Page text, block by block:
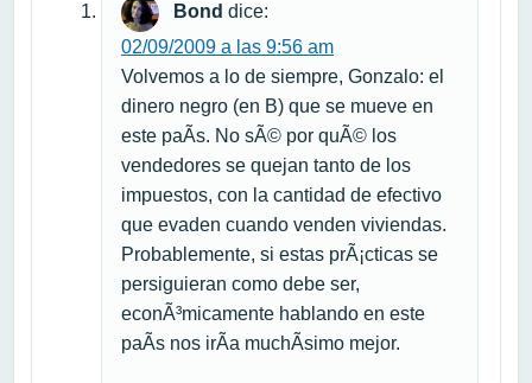
Bond dice:
02/09/2009 a las 9:56 am
Volvemos a lo de siempre, Gonzalo: el
dinero negro (en B) que se mueve en
este paÃ­s. No sÃ© por quÃ© los
vendedores se quejan tanto de los
impuestos, con la cantidad de efectivo
que evaden cuando venden viviendas.
Probablemente, si estas prÃ¡cticas se
persiguieran como debe ser,
econÃ³micamente hablando en este
paÃ­s nos irÃ­a muchÃ­simo mejor.